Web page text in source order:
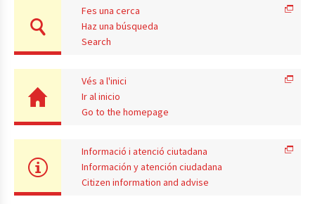
Fes una cerca
Haz una búsqueda
Search
Vés a l'inici
Ir al inicio
Go to the homepage
Informació i atenció ciutadana
Información y atención ciudadana
Citizen information and advise